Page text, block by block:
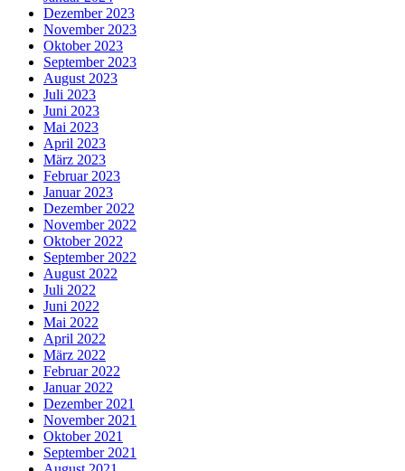
Dezember 2023
November 2023
Oktober 2023
September 2023
August 2023
Juli 2023
Juni 2023
Mai 2023
April 2023
März 2023
Februar 2023
Januar 2023
Dezember 2022
November 2022
Oktober 2022
September 2022
August 2022
Juli 2022
Juni 2022
Mai 2022
April 2022
März 2022
Februar 2022
Januar 2022
Dezember 2021
November 2021
Oktober 2021
September 2021